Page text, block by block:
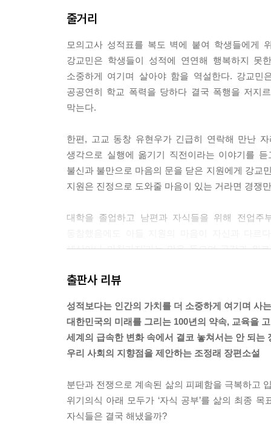
유현우는 머쓱한 얼굴로 눈대답을 했다.
실은 그 반대야. 자네 죄가 제일 커!”
“그게 무슨 소리야……?”
“자넨 애를 내다버린 거나 마찬가지였고, 아이에
는 것이 당연한 거지. 죄가 없어서가 아니고 말이야
---「나는 나 혼자일 뿐이다」중에서
“엄마들 사랑? 그거 자식들 죽이는 독약이에요.”
밥 안 먹으면? 배고파! 하는 식의 문답놀이를 하는
“허참……, 그런 대답을 어떻게 그렇게 순식간에 재
강교민은 하도 어이가 없어서 아이를 물끄러미 쳐
아이는 태연하게 말했다.
며 엄마의 마음을 이해시킬 것인가……, 강교민은
하는 길이었다.
---「엄마가 없는 곳으로」중에서
줄거리
모의고사 성적표를 복도 벽에 붙여 학생들에게
강교민은 학생들이 성적에 연연해 행복하지 못
소중하게 여기며 살아야 함을 역설한다. 강교
공공연히 학교 폭력을 당하다 결국 폭행을 저지
막는다.
한편, 고교 동창 유현우가 긴급히 연락해 만난
생각으로 실행에 옮기기 직전이라는 이야기를
불신과 불만으로 마음의 문을 닫은 지원에게 강교
지원은 진정으로 도와줄 마음이 있는 거라면 경
대학을 졸업하고 남편과 자식들을 위해 전업주
세상이나 마찬가지’라는 말을 들으며 공감과 위
주지 못하는 유지원은 분노에 휩싸이고, 서주상
전남호와 한태식은 학교 안의 또 다른 약자인 기
야단을 맞는다. 그러나 자신의 잘못을 깊이 뉘우
출판사 리뷰
성적보다는 인간의 가치를 더 소중하게 여기며 사
대한민국의 미래를 그리는 100년의 약속, 교육을
세계의 급속한 변화 속에서 결코 놓쳐서는 안 되는
우리 사회의 지향점을 제안하는 조정래 장편소설
분단과 전쟁으로 계속된 삶의 피폐함을 극복하고
위기의식 아래 모두가 ‘자식 공부’를 삶의 최종
자식들은 결국 해냈을까?